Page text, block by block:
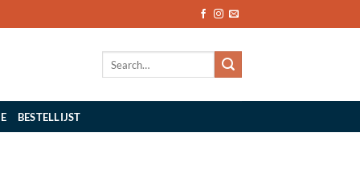
BESTELLIJST